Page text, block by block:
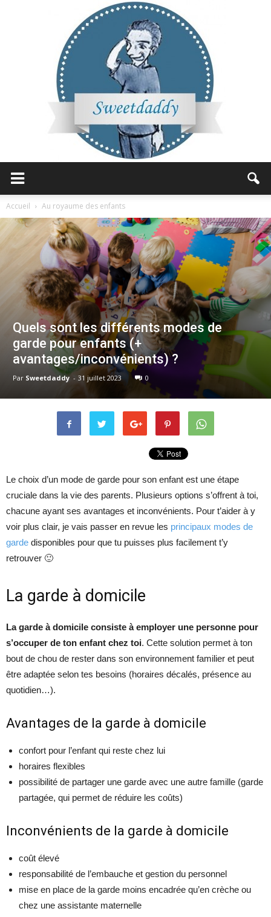
Accueil Au royaume des enfants
Quels sont les différents modes de
garde pour enfants (+
avantages/inconvénients) ?
Par Sweetdaddy - 31 juillet 2023 0
Le choix d’un mode de garde pour son enfant est une étape
cruciale dans la vie des parents. Plusieurs options s’offrent à toi,
chacune ayant ses avantages et inconvénients. Pour t’aider à y
voir plus clair, je vais passer en revue les principaux modes de
garde disponibles pour que tu puisses plus facilement t’y
retrouver 🙂
La garde à domicile
La garde à domicile consiste à employer une personne pour
s’occuper de ton enfant chez toi. Cette solution permet à ton
bout de chou de rester dans son environnement familier et peut
être adaptée selon tes besoins (horaires décalés, présence au
quotidien…).
Avantages de la garde à domicile
confort pour l’enfant qui reste chez lui
horaires flexibles
possibilité de partager une garde avec une autre famille (garde
partagée, qui permet de réduire les coûts)
Inconvénients de la garde à domicile
coût élevé
responsabilité de l’embauche et gestion du personnel
mise en place de la garde moins encadrée qu’en crèche ou
chez une assistante maternelle